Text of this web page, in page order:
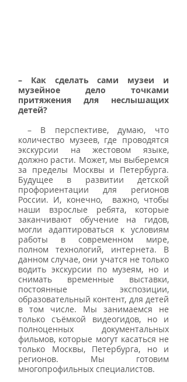
– Как сделать сами музеи и
музейное дело точками
притяжения для неслышащих
детей?
количество музеев, где проводятся
экскурсии на жестовом языке,
должно расти. Может, мы выберемся
за пределы Москвы и Петербурга.
Будущее в развитии детской
профориентации для регионов
России. И, конечно,  важно, чтобы
наши взрослые ребята, которые
заканчивают обучение на гидов,
могли адаптироваться к условиям
работы в современном мире,
полном технологий, интернета. В
данном случае, они учатся не только
водить экскурсии по музеям, но и
снимать временные выставки,
постоянные экспозиции,
образовательный контент, для детей
в том числе. Мы занимаемся не
только съёмкой видеогидов, но и
полноценных документальных
фильмов, которые могут касаться не
только Москвы, Петербурга, но и
регионов. Мы готовим
многопрофильных специалистов.